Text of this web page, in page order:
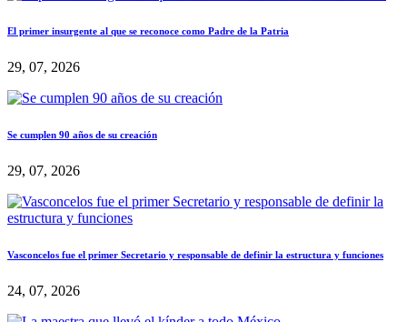
El primer insurgente al que se reconoce como Padre de la Patria
29, 07, 2026
Se cumplen 90 años de su creación
29, 07, 2026
Vasconcelos fue el primer Secretario y responsable de definir la estructura y funciones
24, 07, 2026